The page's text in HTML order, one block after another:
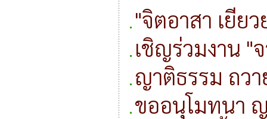
"จิตอาสา เยีย
เชิญร่วมงาน "
ญาติธรรม ถว
ขออนุโมทนา